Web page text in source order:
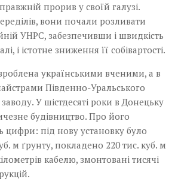
прорив у своїй галузі.
вони почали розливати
УНРС, забезпечивши і швидкість
і істотне зниження її собівартості.
українськими вченими, а в
Південно-Уральського
У шістдесяті роки в Донецьку
будівництво. Про його
цифри: під нову установку було
м ґрунту, покладено 220 тис. куб. м
кабелю, змонтовані тисячі